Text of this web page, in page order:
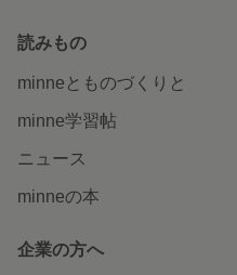
読みもの
minneとものづくりと
minne学習帖
ニュース
minneの本
企業の方へ